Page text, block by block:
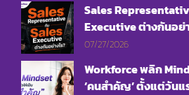
Sales
Executive ต่างกันอย่า
07/27/2026
Workforce พลิก
‘คนสำคัญ’ ตั้งแต่วันแ